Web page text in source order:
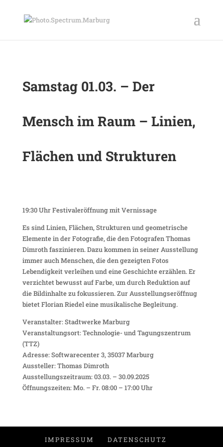
Samstag 01.03. – Der
Mensch im Raum – Linien,
Flächen und Strukturen
19:30 Uhr Festivaleröffnung mit Vernissage
Es sind Linien, Flächen, Strukturen und geometrische
Elemente in der Fotografie, die den Fotografen Thomas
Dimroth faszinieren. Dazu kommen in seiner Ausstellung
immer auch Menschen, die den gezeigten Fotos
Lebendigkeit verleihen und eine Geschichte erzählen. Er
verzichtet bewusst auf Farbe, um durch Reduktion auf
die Bildinhalte zu fokussieren. Zur Ausstellungseröffnug
bietet Florian Riedel eine musikalische Begleitung.
Veranstalter: Stadtwerke Marburg
Veranstaltungsort: Technologie- und Tagungszentrum
(TTZ)
Adresse: Softwarecenter 3, 35037 Marburg
Aussteller: Thomas Dimroth
Ausstellungszeitraum: 03.03. – 30.09.2025
Öffnungszeiten: Mo. – Fr. 08:00 – 17:00 Uhr
IMPRESSUM DATENSCHUTZ